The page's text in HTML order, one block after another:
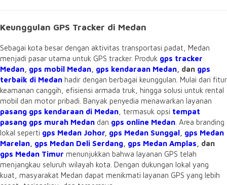
Keunggulan GPS Tracker di Medan
Sebagai kota besar dengan aktivitas transportasi padat, Medan
menjadi pasar utama untuk GPS tracker. Produk gps tracker
Medan gps mobil Medan gps kendaraan Medan , dan gps
terbaik di Medan hadir dengan berbagai keunggulan. Mulai dari fitur
keamanan canggih, efisiensi armada truk, hingga solusi untuk rental
mobil dan motor pribadi. Banyak penyedia menawarkan layanan
pasang gps kendaraan di Medan , termasuk opsi tempat
pasang gps murah Medan dan gps online Medan . Area branding
lokal seperti gps Medan Johor, gps Medan Sunggal gps Medan
Marelan gps Medan Deli Serdang gps Medan Amplas , dan
gps Medan Timur menunjukkan bahwa layanan GPS telah
menjangkau seluruh wilayah kota. Dengan dukungan lokal yang
kuat, masyarakat Medan dapat menikmati layanan GPS yang lebih